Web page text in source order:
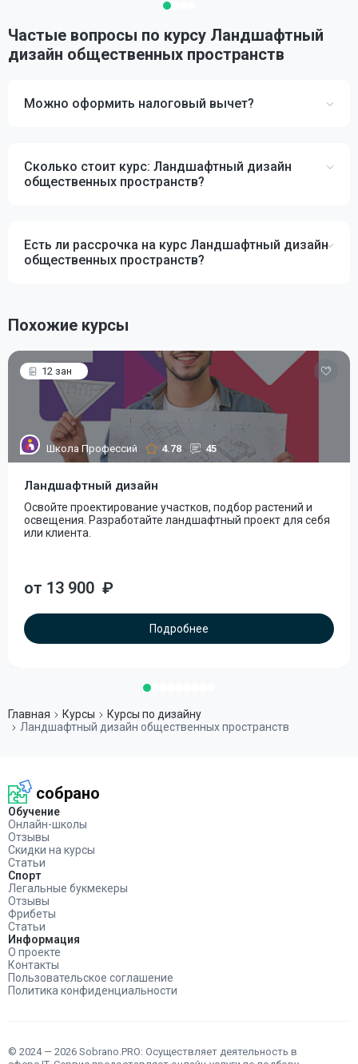
Частые вопросы по курсу Ландшафтный
дизайн общественных пространств
Можно оформить налоговый вычет?
Сколько стоит курс: Ландшафтный дизайн
общественных пространств?
Есть ли рассрочка на курс Ландшафтный дизайн
общественных пространств?
Похожие курсы
12 зан
Школа Профессий 4.78 45
Ландшафтный дизайн
Освойте проектирование участков, подбор растений и
освещения. Разработайте ландшафтный проект для себя
или клиента.
от 13 900 ₽
Подробнее
Главная Курсы
Курсы по дизайну
Ландшафтный дизайн общественных пространств
собрано
Обучение
Онлайн-школы
Отзывы
Скидки на курсы
Статьи
Спорт
Легальные букмекеры
Отзывы
Фрибеты
Статьи
Информация
О проекте
Контакты
Пользовательское соглашение
Политика конфиденциальности
© 2024 — 2026 Sobrano.PRO: Осуществляет деятельность в